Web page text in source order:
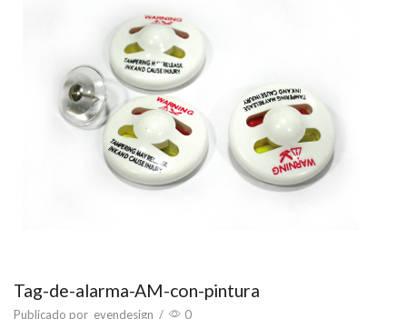
Tag-de-alarma-AM-con-pintura
Publicado por evendesign / 0